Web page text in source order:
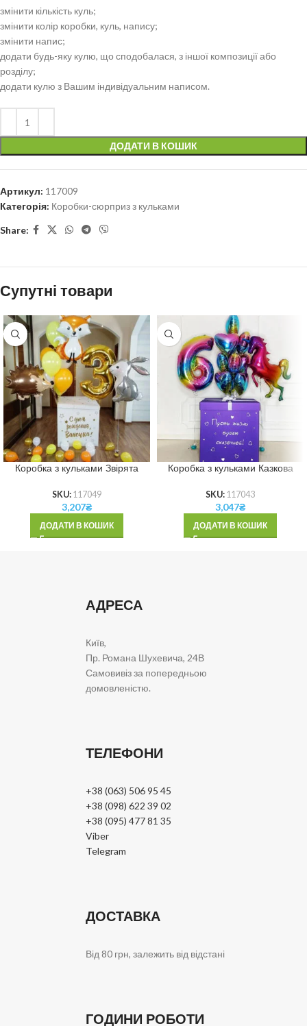
змінити кількість куль;
змінити колір коробки, куль, напису;
змінити напис;
додати будь-яку кулю, що сподобалася, з іншої композиції або
розділу;
додати кулю з Вашим індивідуальним написом.
ДОДАТИ В КОШИК
Артикул: 117009
Категорія: Коробки-сюрприз з кульками
Share:
Супутні товари
Коробка з кульками Звірята
SKU: 117049
3,207₴
ДОДАТИ В КОШИК
Коробка з кульками Казкова
SKU: 117043
3,047₴
ДОДАТИ В КОШИК
АДРЕСА
Київ,
Пр. Романа Шухевича, 24В
Самовивіз за попередньою
домовленістю.
ТЕЛЕФОНИ
+38 (063) 506 95 45
+38 (098) 622 39 02
+38 (095) 477 81 35
Viber
Telegram
ДОСТАВКА
Від 80 грн, залежить від відстані
ГОДИНИ РОБОТИ